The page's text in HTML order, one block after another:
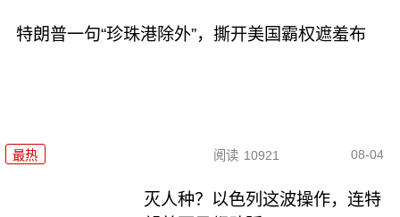
特朗普一句“珍珠港除外”，撕开美国霸权遮羞布
最热 阅读 10921 08-04
灭人种？以色列这波操作，连特